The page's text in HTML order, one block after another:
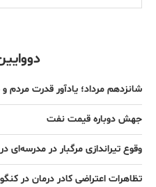
شانزدهم مرداد؛ یادآور قدرت
جهش دوباره قیمت نفت
وقوع تیراندازی مرگبار در مدرسه‌ای
تظاهرات اعتراضی کادر درمان در کنگو